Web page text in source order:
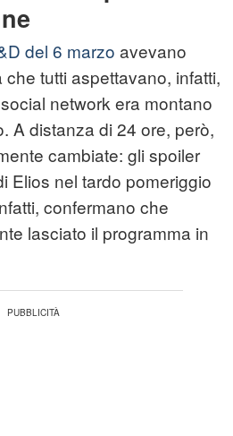
del 6 marzo avevano
tutti aspettavano, infatti,
network era montano
A distanza di 24 ore, però,
cambiate: gli spoiler
Elios nel tardo pomeriggio
confermano che
lasciato il programma in